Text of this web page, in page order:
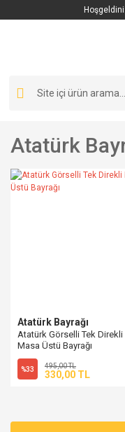
Atatürk
Atatürk Bayrağı
Atatürk Görselli Tek Direkli
Masa Üstü Bayrağı
%33 495,00 TL
330,00 TL